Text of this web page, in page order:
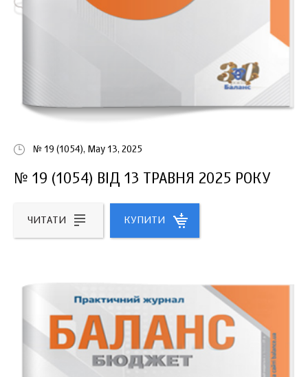
№ 19 (1054), May 13, 2025
№ 19 (1054) ВІД 13 ТРАВНЯ 2025 РОКУ
ЧИТАТИ КУПИТИ